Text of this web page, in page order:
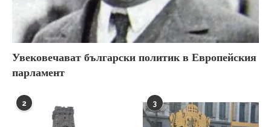
Увековечават български политик в Европейския
парламент
2 3